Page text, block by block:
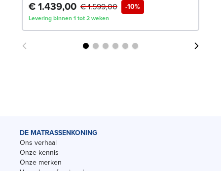
€ 1.439,00 -10%
€ 1.599,00
Levering binnen 1 tot 2 weken
DE MATRASSENKONING
Ons verhaal
Onze kennis
Onze merken